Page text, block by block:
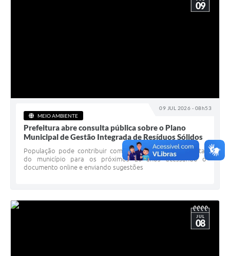
09 JUL 2026 - 08h53
09
MEIO AMBIENTE
Prefeitura abre consulta pública sobre o Plano
Municipal de Gestão Integrada de Resíduos Sólidos
População pode contribuir com o planejamento ambiental
do município para os próximos 20 anos acessando o
documento online e enviando sugestões
JUL
08